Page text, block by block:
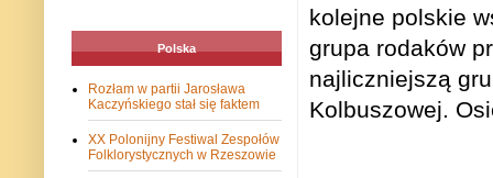
kolejne polskie
grupa rodaków
najliczniejszą
Kolbuszowej.
Polska
Rozłam w partii Jarosława
Kaczyńskiego stał się faktem
XX Polonijny Festiwal Zespołów
Folklorystycznych w Rzeszowie